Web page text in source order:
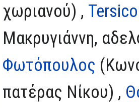
χωριανού) ,
Μακρυγιάννη,
Φωτόπουλος
πατέρας Νίκου) ,